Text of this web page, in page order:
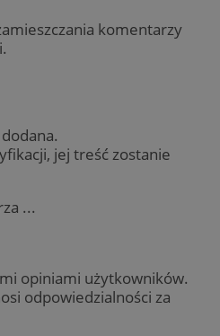
komentarzy
jej treść zostanie
...
opiniami użytkowników.
odpowiedzialności za